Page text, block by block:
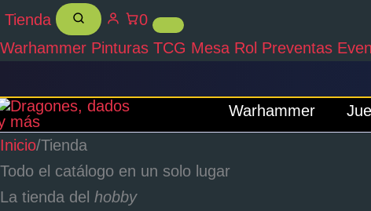
Tienda
0
Warhammer Pinturas TCG Mesa Rol Preventas
Warhammer
Inicio/Tienda
Todo el catálogo en un solo lugar
La tienda del hobby
Buscar...